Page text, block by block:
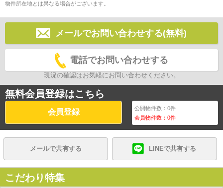
物件所在地とは異なる場合がございます。
メールでお問い合わせする(無料)
電話でお問い合わせする
現況の確認はお気軽にお問い合わせください。
無料会員登録はこちら
会員登録 公開物件数：0件
会員物件数：0件
メールで共有する LINEで共有する
こだわり特集